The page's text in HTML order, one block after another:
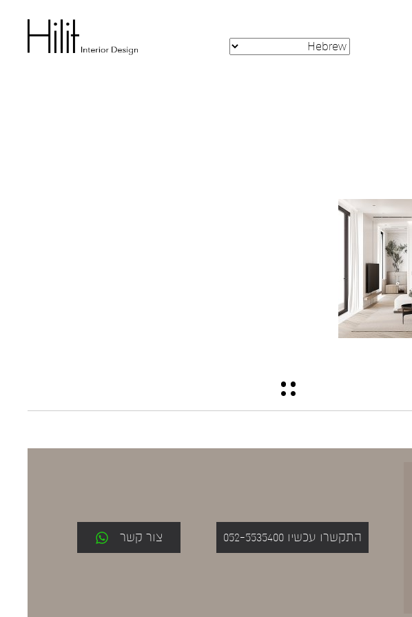
התקשרו עכשיו 052-5535400 צור קשר